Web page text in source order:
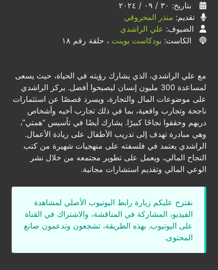
بتاريخ: ٣٠ / ٠٩ / ٢٠٢٤
تقديم: منذر المحروقي
الضيوف: علي الراشدي
الكاست: بودكاست بوينت ، حلقة رقم ١٨
مع علي الراشدي، الذي يشارك رؤيته في الحياة، حيث يسعى
لمساعدة 300 مليون إنسان ليصبحوا أفضل. يركز الراشدي
على موضوعات المال والتجارة، ويسرد قصصًا عن استثمارات
ناجحة وتجارب واقعية، بما في ذلك تجارب أخيه وأشخاص
دربهم وحققوا نجاحًا كبيرًا. يشارك أيضًا في تأسيس “همتي”،
وهي مبادرة تهدف إلى تدريب الأطفال على ريادة الأعمال.
الراشدي يعتمد في فلسفته على منهجيات شهيرة من كتب
النجاح المالي، ويعمل على تطوير مجتمعه من خلال نشر
الوعي المالي وتقديم استشارات مجانية.
نقترح عليكم زيارة رابط اليوتيوب الأصلي لمشاهدة
الفيديو، المشاركة في المناقشة، والاشتراك في القناة
على اليوتيوب. بهذه الطريقة، تشجعون وتدعمون صانع
المحتوى.